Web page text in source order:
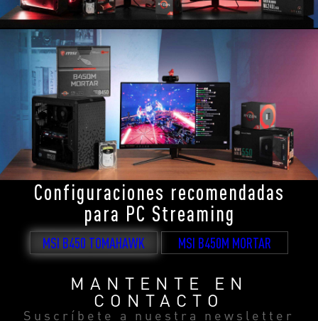
Configuraciones recomendadas
para PC Streaming
MSI B450 TOMAHAWK MSI B450M MORTAR
MANTENTE EN
CONTACTO
Suscríbete a nuestra newsletter